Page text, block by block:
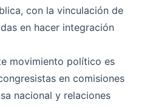
con la vinculación de
en hacer integración
movimiento político es
en comisiones
nacional y relaciones